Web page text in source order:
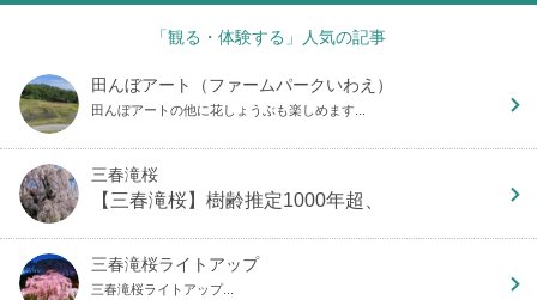
「観る・体験する」人気の記事
田んぼアート（ファームパークいわえ）
田んぼアートの他に花しょうぶも楽しめます...
三春滝桜
【三春滝桜】樹齢推定1000年超、
三春滝桜ライトアップ
三春滝桜ライトアップ...